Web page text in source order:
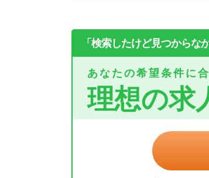
「検索したけど見つから
あなたの希望条件に合
理想の求